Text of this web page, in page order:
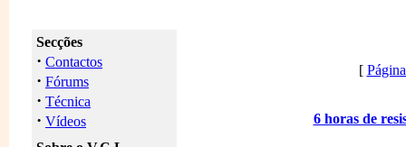
Secções
· Contactos
· Fórums
· Técnica
· Vídeos
[
6 horas de